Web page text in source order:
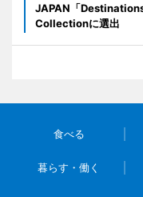
JAPAN「
Collectionに選出
食べる
暮らす・働く